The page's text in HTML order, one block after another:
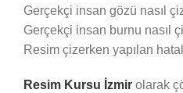
Gerçekçi insan gözü nasıl
Gerçekçi insan burnu nasıl
Resim çizerken yapılan
Resim Kursu İzmirolarak